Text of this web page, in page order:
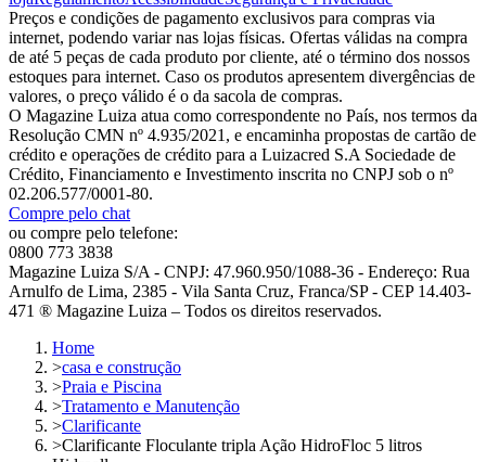
Preços e condições de pagamento exclusivos para compras via
internet, podendo variar nas lojas físicas. Ofertas válidas na compra
de até 5 peças de cada produto por cliente, até o término dos nossos
estoques para internet. Caso os produtos apresentem divergências de
valores, o preço válido é o da sacola de compras.
O Magazine Luiza atua como correspondente no País, nos termos da
Resolução CMN nº 4.935/2021, e encaminha propostas de cartão de
crédito e operações de crédito para a Luizacred S.A Sociedade de
Crédito, Financiamento e Investimento inscrita no CNPJ sob o nº
02.206.577/0001-80.
Compre pelo chat
ou compre pelo telefone:
0800 773 3838
Magazine Luiza S/A - CNPJ: 47.960.950/1088-36 - Endereço: Rua
Arnulfo de Lima, 2385 - Vila Santa Cruz, Franca/SP - CEP 14.403-
471 ® Magazine Luiza – Todos os direitos reservados.
Home
>casa e construção
>Praia e Piscina
>Tratamento e Manutenção
>Clarificante
>Clarificante Floculante tripla Ação HidroFloc 5 litros